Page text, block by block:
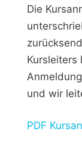
Die
Kursleiters
und wir
PDF